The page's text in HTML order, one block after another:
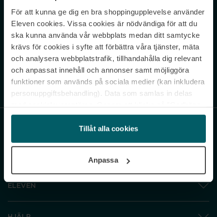
För att kunna ge dig en bra shoppingupplevelse använder
Eleven cookies. Vissa cookies är nödvändiga för att du
ska kunna använda vår webbplats medan ditt samtycke
krävs för cookies i syfte att förbättra våra tjänster, mäta
och analysera webbplatstrafik, tillhandahålla dig relevant
och anpassat innehåll och annonser samt möjliggöra
funktioner som används på sociala medier (kan inkludera
personuppgiftsbehandling). Data som samlas in delas
och gå vidare” accepterar du samtliga cookies medan du
under ”Inställningar” kan anpassa användningen av
cookies. Du kan återkalla ditt samtycke när som helst.
Tillåt alla cookies
Anpassa
Never miss a beat.
Sign up to our newsletter.
Genom att prenumerera accepterar du vår Integritetspolicy. Avprenumerera
ELEVEN